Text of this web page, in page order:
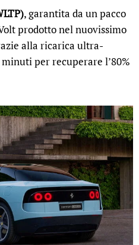
, garantita da un pacco
prodotto nel nuovissimo
alla ricarica ultra-
per recuperare l’80%